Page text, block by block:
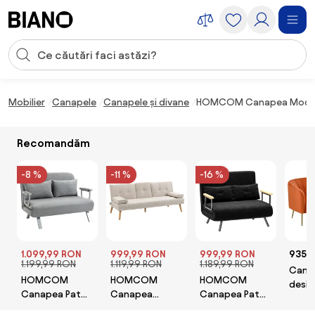
Introducerea căutării
Mobilier Canapele Canapele și divane HOMCOM Canapea
Recomandăm
-8 %
1.099,99 RON
1.199,99 RON
HOMCOM
Canapea Pat
-11 %
999,99 RON
1.119,99 RON
HOMCOM
Canapea
-16 %
999,99 RON
1.189,99 RON
HOMCOM
Canapea Pat
935